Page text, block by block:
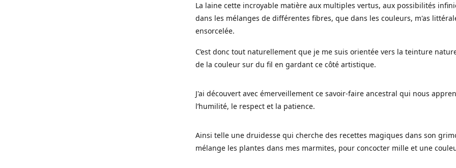
La laine cette incroyable matière aux multiples vertus, aux possibilités
dans les mélanges de différentes fibres, que dans les couleurs, m'as
ensorcelée.
C’est donc tout naturellement que je me suis orientée vers la teinture
de la couleur sur du fil en gardant ce côté artistique.
J'ai découvert avec émerveillement ce savoir-faire ancestral qui nous
l’humilité, le respect et la patience.
Ainsi telle une druidesse qui cherche des recettes magiques dans son
mélange les plantes dans mes marmites, pour concocter mille et une